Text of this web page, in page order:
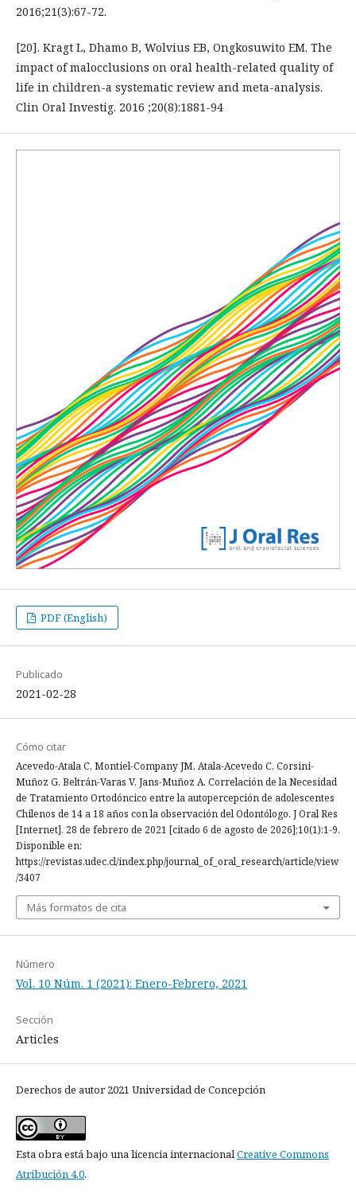
2016;21(3):67-72.
[20]. Kragt L, Dhamo B, Wolvius EB, Ongkosuwito EM. The
impact of malocclusions on oral health-related quality of
life in children-a systematic review and meta-analysis.
Clin Oral Investig. 2016 ;20(8):1881-94
PDF (English)
Publicado
2021-02-28
Cómo citar
Acevedo-Atala C, Montiel-Company JM, Atala-Acevedo C, Corsini-
Muñoz G, Beltrán-Varas V, Jans-Muñoz A. Correlación de la Necesidad
de Tratamiento Ortodóncico entre la autopercepción de adolescentes
Chilenos de 14 a 18 años con la observación del Odontólogo. J Oral Res
[Internet]. 28 de febrero de 2021 [citado 6 de agosto de 2026];10(1):1-9.
Disponible en:
https://revistas.udec.cl/index.php/journal_of_oral_research/article/view
/3407
Más formatos de cita
Número
Vol. 10 Núm. 1 (2021): Enero-Febrero, 2021
Sección
Articles
Derechos de autor 2021 Universidad de Concepción
Esta obra está bajo una licencia internacionalCreative Commons
Atribución 4.0.